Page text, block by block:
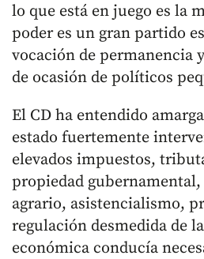
lo que está en juego es la
poder es un gran partido
vocación de permanencia
de ocasión de políticos
El CD ha entendido
estado fuertemente
elevados impuestos,
propiedad
agrario, asistencialismo,
regulación desmedida de
económica conducía